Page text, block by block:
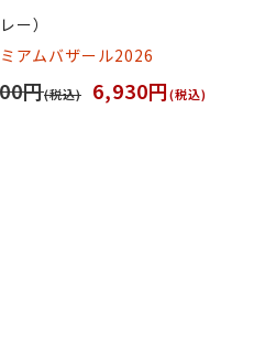
ー）
アムバザール2026
円(税込) 6,930円(税込)